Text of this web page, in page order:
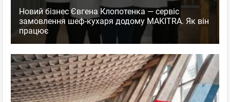
Новий бізнес Євгена Клопотенка — сервіс
замовлення шеф-кухаря додому MAKITRA. Як він
працює